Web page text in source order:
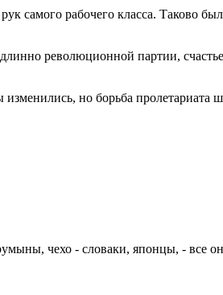
самого рабочего класса. Таково
революционной партии,
но борьба
чехо - словаки, японцы, - все